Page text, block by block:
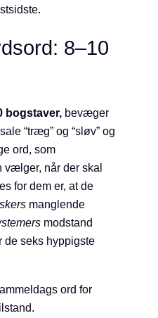
8–10
bogstaver, bevæger
“træg” og “sløv” og
ord, som
vælger, når der skal
for dem er, at de
manglende
modstand
seks hyppigste
ord for